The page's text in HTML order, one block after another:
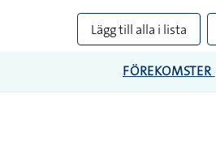
Lägg till alla i lista
FÖREKOMSTER